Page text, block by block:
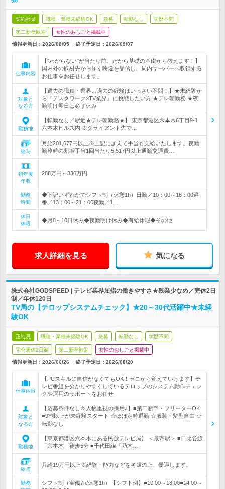
契約社員 職種・業種未経験OK 急募 転勤なし 学歴不問
第二新卒歓迎 女性のおしごと掲載中
情報更新日：2026/08/05 終了予定日： 2026/09/07
仕事内容
【"わからない"が当たり前。だから基礎の基礎から教えます！】
国内外の取材先から届く映像を受信し、局内サーバーへ収録する
お仕事をお任せします。
対象と
なる方
【過去の職種・業界…過去の経験はいっさい不問！】★未経験か
ら『デスクワーク×TV業界』に挑戦したい方 ★テレ朝勤務 ★夜
勤明け翌日は必ず休み
勤務地
【転勤なし／駅近★テレ朝勤務★】 東京都港区六本木6丁目9-1
六本木ヒルズ内 ※クライアント先で…
給与
月給201,677円以上※上記に加えて手当も支給いたします。夜勤
勤務時の割増手当1回当たり5,517円以上通勤交通費…
初年度
年収
288万円～336万円
勤務
時間
◆下記いずれかでシフト制（休憩1h）日勤／10：00～18：00遅
番／13：00～21：00夜勤／1…
休日
休暇
◆月8～10日休み◆夜勤明け休み◆有給休暇◆その他
求人詳細を見る 気になる
株式会社GODSPEED | テレビ業界屈指の働きやすさ★残業少なめ／完休2日
制／年休120日
TV局の【テロップシステムチェック】★20～30代活躍中★未経
験OK
正社員 職種・業種未経験OK 急募 転勤なし 学歴不問
完全週休2日制 第二新卒歓迎 女性のおしごと掲載中
情報更新日：2026/06/26 終了予定日： 2026/08/20
仕事内容
【PCスキルに自信がなくてもOK！ゼロから覚えていけます】テ
レビ番組を分かりやすくしているテロップのシステム動作チェッ
クや運用のサポートをお任せ
対象と
なる方
【応募条件なし＆人物重視の採用♪】■第二新卒・フリーターOK
■9割以上が未経験スタート ☆ほぼ定時退勤 ☆服装・髪型自由 ☆
転勤なし
勤務地
【東京都港区六本木にある民放テレビ局】 ＜最寄駅＞ ■日比谷線
「六本木」徒歩5分 ■千代田線「乃木…
給与
月給19万円以上※経験・能力などを考慮の上、優遇します。
勤務
シフト制（実働7h/休憩1h）【シフト例】■10:00～18:00■14:00～